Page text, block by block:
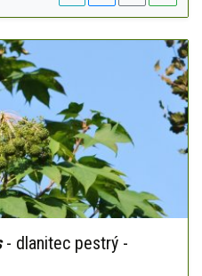
- dlanitec pestrý -